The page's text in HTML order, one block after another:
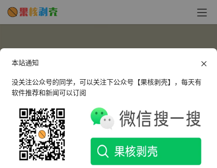
287699376
这个人很懒，什么都没有留下～
本站通知
没关注公众号的同学，可以关注下公众号【果核剥壳】，每天有
软件推荐和新闻可以订阅